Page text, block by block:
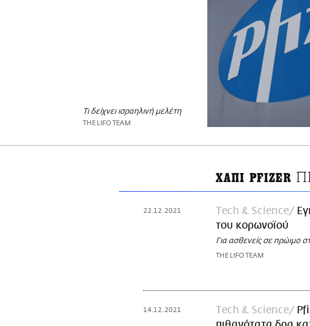
Τι δείχνει ισραηλινή μελέτη
THE LIFO TEAM
ΧΑΠΙ PFIZER
22.12.2021 Τech & Science
του κορωνοϊού
Για ασθενείς σε πρώιμο
THE LIFO TEAM
14.12.2021 Τech & Science